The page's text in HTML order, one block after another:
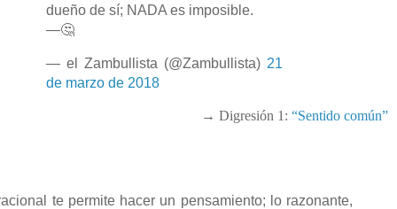
dueño de sí; NADA es imposible.
—🤔
— el Zambullista (@Zambullista) 21
de marzo de 2018
→ Digresión 1: “Sentido común”
te permite hacer un pensamiento; lo razonante,